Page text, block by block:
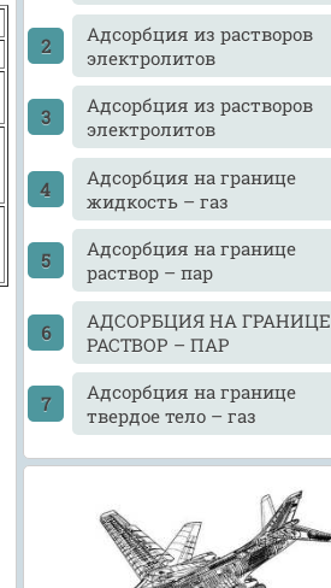
Адсорбция из растворов
электролитов
Адсорбция из растворов
электролитов
Адсорбция на границе
жидкость – газ
Адсорбция на границе
раствор – пар
АДСОРБЦИЯ НА ГРАНИЦЕ
РАСТВОР – ПАР
Адсорбция на границе
твердое тело – газ